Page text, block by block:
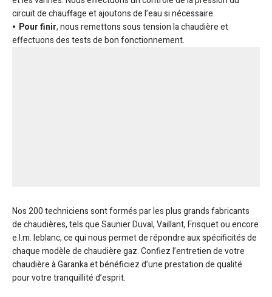
circuit de chauffage et ajoutons de l’eau si nécessaire.
Pour finir, nous remettons sous tension la chaudière et
effectuons des tests de bon fonctionnement.
Nos 200 techniciens sont formés par les plus grands fabricants
de chaudières, tels que Saunier Duval, Vaillant, Frisquet ou encore
e.l.m. leblanc, ce qui nous permet de répondre aux spécificités de
chaque modèle de chaudière gaz. Confiez l’entretien de votre
chaudière à Garanka et bénéficiez d’une prestation de qualité
pour votre tranquillité d’esprit.